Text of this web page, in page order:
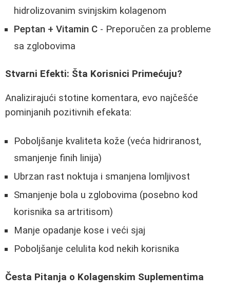
hidrolizovanim svinjskim kolagenom
Peptan + Vitamin C - Preporučen za probleme
sa zglobovima
Stvarni Efekti: Šta Korisnici Primećuju?
Analizirajući stotine komentara, evo najčešće
pominjanih pozitivnih efekata:
Poboljšanje kvaliteta kože (veća hidriranost,
smanjenje finih linija)
Ubrzan rast noktuja i smanjena lomljivost
Smanjenje bola u zglobovima (posebno kod
korisnika sa artritisom)
Manje opadanje kose i veći sjaj
Poboljšanje celulita kod nekih korisnika
Česta Pitanja o Kolagenskim Suplementima